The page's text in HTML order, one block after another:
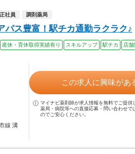
正社員 調剤薬局
パス豊富！駅チカ通勤ラクラク♪
産休・育休取得実績有り スキルアップ 駅チカ 店
線 溝
この求人に興味があ
マイナビ薬剤師が求人情報を無料でご提供
薬局・病院等への直接応募・問い合わせで
のでご安心ください。